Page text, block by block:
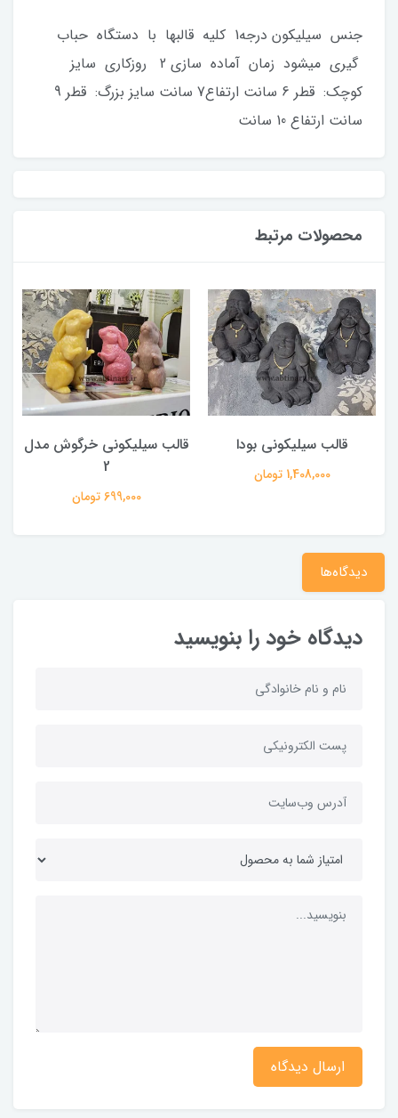
جنس سیلیکون درجه1 کلیه قالبها با دستگاه حباب
گیری میشود زمان آماده سازی 2 روزکاری سایز
کوچک: قطر 6 سانت ارتفاع7 سانت سایز بزرگ: قطر 9
سانت ارتفاع 10 سانت
محصولات مرتبط
قالب سیلیکونی بودا
1,408,000 تومان
قالب سیلیکونی خرگوش مدل
2
699,000 تومان
دیدگاه‌ها
دیدگاه خود را بنویسید
ارسال دیدگاه